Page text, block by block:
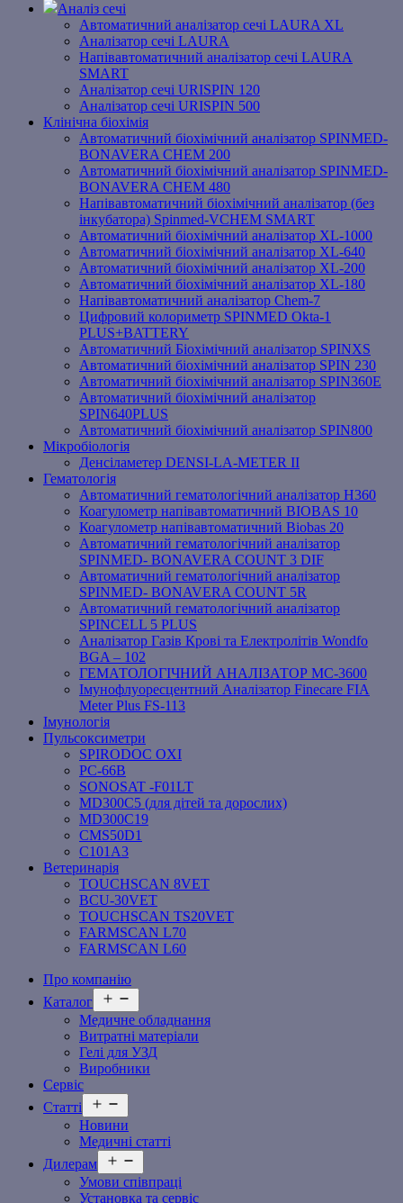
Аналіз сечі
Автоматичний аналізатор сечі LAURA XL
Аналізатор сечі LAURA
Напівавтоматичний аналізатор сечі LAURA
SMART
Аналізатор сечі URISPIN 120
Аналізатор сечі URISPIN 500
Клінічна біохімія
Автоматичний біохімічний аналізатор SPINMED-
BONAVERA CHEM 200
Автоматичний біохімічний аналізатор SPINMED-
BONAVERA CHEM 480
Напівавтоматичний біохімічний аналізатор (без
інкубатора) Spinmed-VCHEM SMART
Автоматичний біохімічний аналізатор XL-1000
Автоматичний біохімічний аналізатор XL-640
Автоматичний біохімічний аналізатор XL-200
Автоматичний біохімічний аналізатор XL-180
Напівавтоматичний аналізатор Chem-7
Цифровий колориметр SPINMED Okta-1
PLUS+BATTERY
Автоматичний Біохімічний аналізатор SPINXS
Автоматичний біохімічний аналізатор SPIN 230
Автоматичний біохімічний аналізатор SPIN360E
Автоматичний біохімічний аналізатор
SPIN640PLUS
Автоматичний біохімічний аналізатор SPIN800
Мікробіологія
Денсіламетер DENSI-LA-METER ІІ
Гематологія
Автоматичний гематологічний аналізатор Н360
Коагулометр напівавтоматичний BIOBAS 10
Коагулометр напівавтоматичний Biobas 20
Автоматичний гематологічний аналізатор
SPINMED- BONAVERA COUNT 3 DIF
Автоматичний гематологічний аналізатор
SPINMED- BONAVERA COUNT 5R
Автоматичний гематологічний аналізатор
SPINCELL 5 PLUS
Аналізатор Газів Крові та Електролітів Wondfo
BGA – 102
ГЕМАТОЛОГІЧНИЙ АНАЛІЗАТОР MC-3600
Імунофлуоресцентний Аналізатор Finecare FIA
Meter Plus FS-113
Імунологія
Пульсоксиметри
SPIRODOC OXI
PC-66B
SONOSAT -F01LT
MD300C5 (для дітей та дорослих)
MD300C19
СMS50D1
С101A3
Ветеринарія
TOUCHSCAN 8VET
BCU-30VET
TOUCHSCAN TS20VET
FARMSCAN L70
FARMSCAN L60
Про компанію
Каталог
меню
Медичне обладнання
Витратні матеріали
Гелі для УЗД
Виробники
Сервіс
Статті
меню
Новини
Медичні статті
Дилерам
меню
Умови співпраці
Установка та сервіс